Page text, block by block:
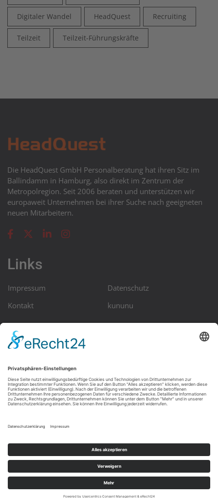
Digitaler Wandel HeadQuest Recruiting
Teilzeit Teilzeit-Führungskräfte
Die HeadQuest GmbH Personalberatung hat ihren Sitz im
Ballindamm in Hamburg, also direkt im Zentrum der
Metropolregion. Seit 2006 beraten und unterstützen wir
europaweit Unternehmen bei ihrer Suche nach geeigneten
neuen Mitarbeitern.
Links
Impressum
Datenschutz
Kontakt
kununu
Kontakt
Ballindamm 39, D-20095 Hamburg
Telefon: +49 (0) 40-99999 3480
Telefax: +49 (0) 40-99999 3332
Skype: headquest.info
© Copyright Headquest. Alle Rechte vorbehalten. Erstellung
der Homepage:Kähler & Kähler KG